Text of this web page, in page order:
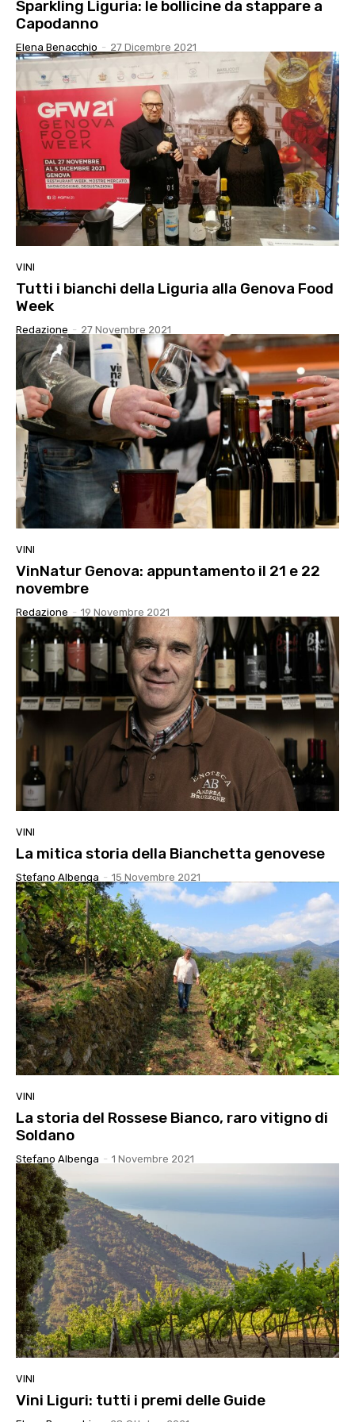
Sparkling Liguria: le bollicine da stappare a
Capodanno
Elena Benacchio - 27 Dicembre 2021
VINI
Tutti i bianchi della Liguria alla Genova Food
Week
Redazione - 27 Novembre 2021
VINI
VinNatur Genova: appuntamento il 21 e 22
novembre
Redazione - 19 Novembre 2021
VINI
La mitica storia della Bianchetta genovese
Stefano Albenga - 15 Novembre 2021
VINI
La storia del Rossese Bianco, raro vitigno di
Soldano
Stefano Albenga - 1 Novembre 2021
VINI
Vini Liguri: tutti i premi delle Guide